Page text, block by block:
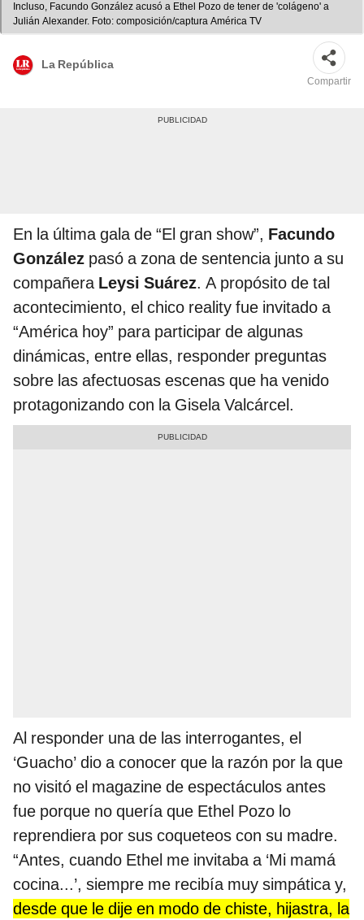
Incluso, Facundo González acusó a Ethel Pozo de tener de 'colágeno' a
Julián Alexander. Foto: composición/captura América TV
La República
Compartir
En la última gala de “El gran show”, Facundo
González pasó a zona de sentencia junto a su
compañera Leysi Suárez. A propósito de tal
acontecimiento, el chico reality fue invitado a
“América hoy” para participar de algunas
dinámicas, entre ellas, responder preguntas
sobre las afectuosas escenas que ha venido
protagonizando con la Gisela Valcárcel.
Al responder una de las interrogantes, el
‘Guacho’ dio a conocer que la razón por la que
no visitó el magazine de espectáculos antes
fue porque no quería que Ethel Pozo lo
reprendiera por sus coqueteos con su madre.
“Antes, cuando Ethel me invitaba a ‘Mi mamá
cocina...’, siempre me recibía muy simpática y,
desde que le dije en modo de chiste, hijastra, la